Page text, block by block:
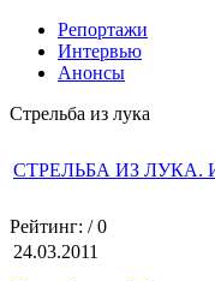
Репортажи
Интервью
Анонсы
Стрельба из лука
СТРЕЛЬБА ИЗ
Рейтинг: / 0
24.03.2011